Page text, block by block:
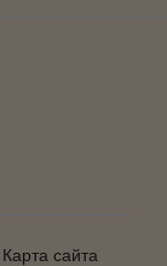
Карта сайта